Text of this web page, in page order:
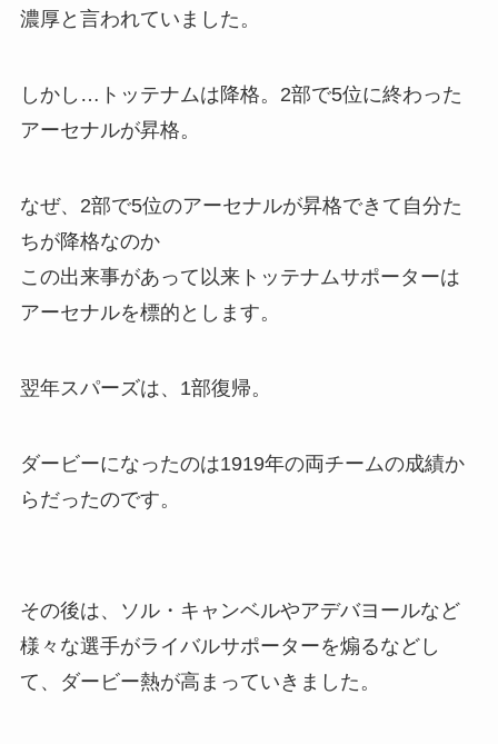
濃厚と言われていました。
しかし…トッテナムは降格。2部で5位に終わった
アーセナルが昇格。
なぜ、2部で5位のアーセナルが昇格できて自分た
ちが降格なのか
この出来事があって以来トッテナムサポーターは
アーセナルを標的とします。
翌年スパーズは、1部復帰。
ダービーになったのは1919年の両チームの成績か
らだったのです。
その後は、ソル・キャンベルやアデバヨールなど
様々な選手がライバルサポーターを煽るなどし
て、ダービー熱が高まっていきました。